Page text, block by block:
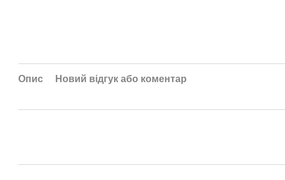
Опис Новий відгук або коментар